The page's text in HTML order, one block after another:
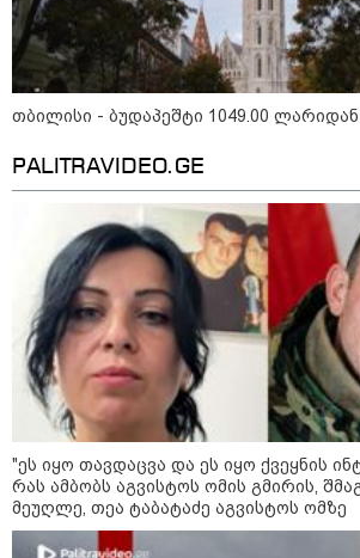
11:13 / 05-08-2026
Hisense წარმოგიდგენთ გზავნილს
უკეთესი ცხოვრებისათვის" FIFA-ს
მსოფლიო ჩემპიონატზე™
თბილისი - ბუდაპეშტი 1049.00 ლარიდან
PALITRAVIDEO.GE
"ეს იყო თავდაცვა და ეს იყო ქვეყნის
რას ამბობს აგვისტოს ომის გმირის,
მეუღლე, თეა ტაბატაძე აგვისტოს ომზე